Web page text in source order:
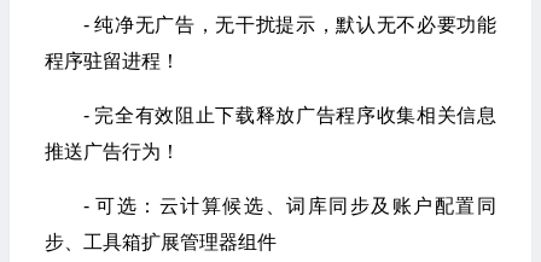
- 纯净无广告，无干扰提示，默认无不必要功能
程序驻留进程！
- 完全有效阻止下载释放广告程序收集相关信息
推送广告行为！
- 可选：云计算候选、词库同步及账户配置同
步、工具箱扩展管理器组件